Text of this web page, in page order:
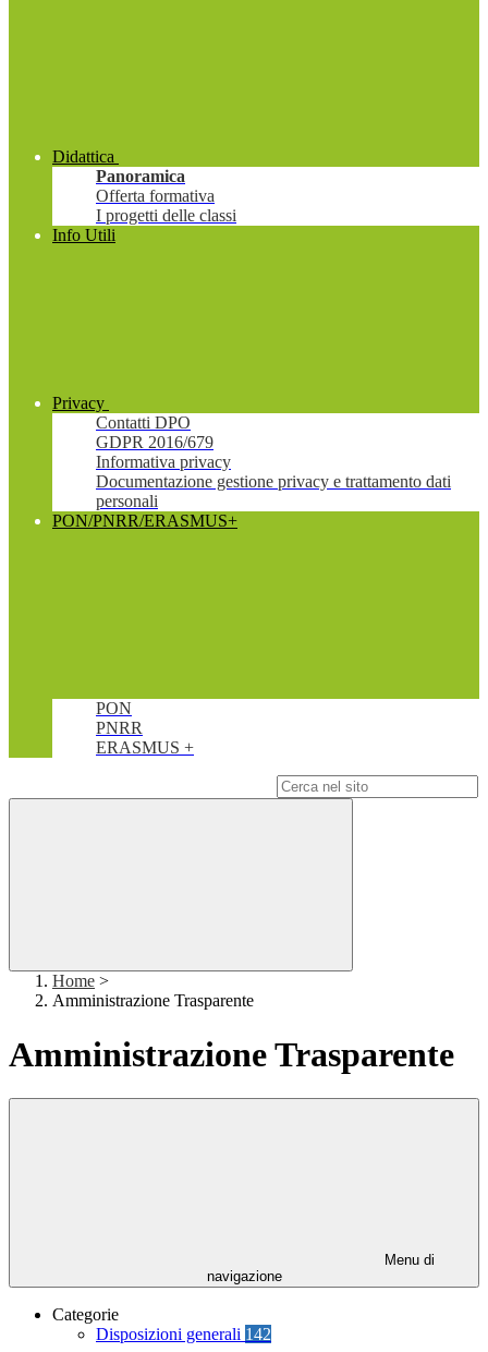
Didattica
Panoramica
Offerta formativa
I progetti delle classi
Info Utili
Privacy
Contatti DPO
GDPR 2016/679
Informativa privacy
Documentazione gestione privacy e trattamento dati
personali
PON/PNRR/ERASMUS+
PON
PNRR
ERASMUS +
Home >
Amministrazione Trasparente
Amministrazione Trasparente
Menu di
navigazione
Categorie
Disposizioni generali 142